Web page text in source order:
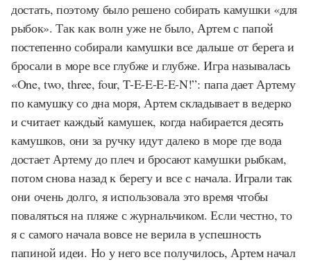
достать, поэтому было решено собирать камушки «для
рыбок». Так как волн уже не было, Артем с папой
постепенно собирали камушки все дальше от берега и
бросали в море все глубже и глубже. Игра называлась
«One, two, three, four, T-E-E-E-E-N!”: папа дает Артему
по камушку со дна моря, Артем складывает в ведерко
и считает каждый камушек, когда набирается десять
камушков, они за ручку идут далеко в море где вода
достает Артему до плеч и бросают камушки рыбкам,
потом снова назад к берегу и все с начала. Играли так
они очень долго, я использовала это время чтобы
поваляться на пляже с журнальчиком. Если честно, то
я с самого начала вовсе не верила в успешность
папиной идеи. Но у него все получилось, Артем начал